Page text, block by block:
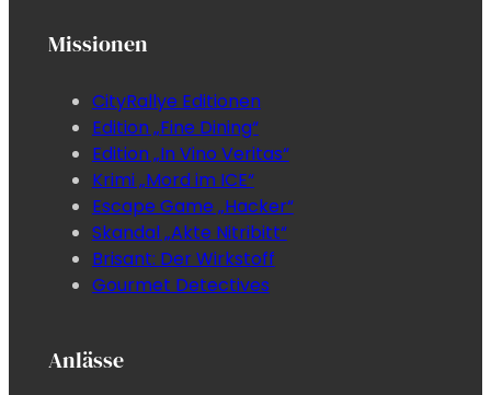
Missionen
CityRallye Editionen
Edition „Fine Dining“
Edition „In Vino Veritas“
Krimi „Mord im ICE“
Escape Game „Hacker“
Skandal „Akte Nitribitt“
Brisant: Der Wirkstoff
Gourmet Detectives
Anlässe